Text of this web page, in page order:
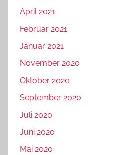
April 2021
Februar 2021
Januar 2021
November 2020
Oktober 2020
September 2020
Juli 2020
Juni 2020
Mai 2020